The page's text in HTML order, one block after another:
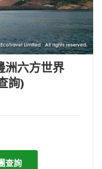
洲六方世界
詢)
查詢